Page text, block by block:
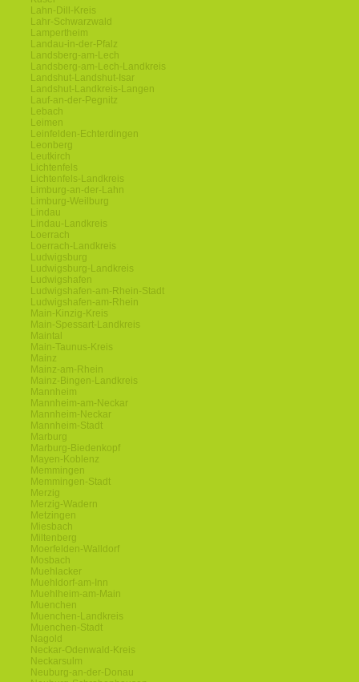
Lahn-Dill-Kreis
Lahr-Schwarzwald
Lampertheim
Landau-in-der-Pfalz
Landsberg-am-Lech
Landsberg-am-Lech-Landkreis
Landshut-Landshut-Isar
Landshut-Landkreis-Langen
Lauf-an-der-Pegnitz
Lebach
Leimen
Leinfelden-Echterdingen
Leonberg
Leutkirch
Lichtenfels
Lichtenfels-Landkreis
Limburg-an-der-Lahn
Limburg-Weilburg
Lindau
Lindau-Landkreis
Loerrach
Loerrach-Landkreis
Ludwigsburg
Ludwigsburg-Landkreis
Ludwigshafen
Ludwigshafen-am-Rhein-Stadt
Ludwigshafen-am-Rhein
Main-Kinzig-Kreis
Main-Spessart-Landkreis
Maintal
Main-Taunus-Kreis
Mainz
Mainz-am-Rhein
Mainz-Bingen-Landkreis
Mannheim
Mannheim-am-Neckar
Mannheim-Neckar
Mannheim-Stadt
Marburg
Marburg-Biedenkopf
Mayen-Koblenz
Memmingen
Memmingen-Stadt
Merzig
Merzig-Wadern
Metzingen
Miesbach
Miltenberg
Moerfelden-Walldorf
Mosbach
Muehlacker
Muehldorf-am-Inn
Muehlheim-am-Main
Muenchen
Muenchen-Landkreis
Muenchen-Stadt
Nagold
Neckar-Odenwald-Kreis
Neckarsulm
Neuburg-an-der-Donau